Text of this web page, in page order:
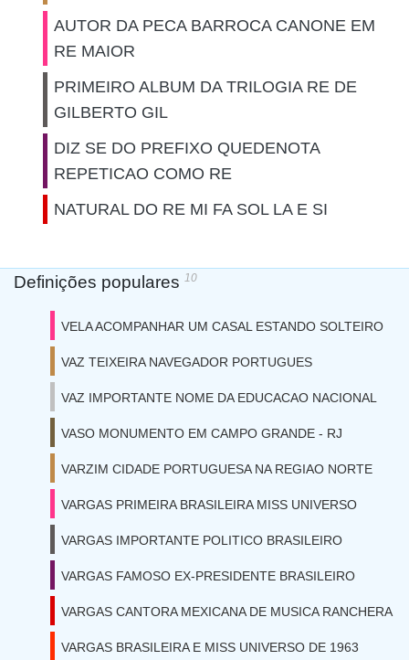
AUTOR DA PECA BARROCA CANONE EM
RE MAIOR
PRIMEIRO ALBUM DA TRILOGIA RE DE
GILBERTO GIL
DIZ SE DO PREFIXO QUEDENOTA
REPETICAO COMO RE
NATURAL DO RE MI FA SOL LA E SI
Definições populares 10
VELA ACOMPANHAR UM CASAL ESTANDO SOLTEIRO
VAZ TEIXEIRA NAVEGADOR PORTUGUES
VAZ IMPORTANTE NOME DA EDUCACAO NACIONAL
VASO MONUMENTO EM CAMPO GRANDE - RJ
VARZIM CIDADE PORTUGUESA NA REGIAO NORTE
VARGAS PRIMEIRA BRASILEIRA MISS UNIVERSO
VARGAS IMPORTANTE POLITICO BRASILEIRO
VARGAS FAMOSO EX-PRESIDENTE BRASILEIRO
VARGAS CANTORA MEXICANA DE MUSICA RANCHERA
VARGAS BRASILEIRA E MISS UNIVERSO DE 1963